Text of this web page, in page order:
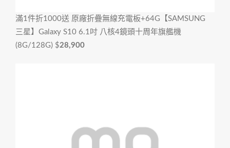
滿1件折1000送 原廠折疊無線充電板+64G【SAMSUNG
三星】Galaxy S10 6.1吋 八核4鏡頭十周年旗艦機
(8G/128G) $28,900